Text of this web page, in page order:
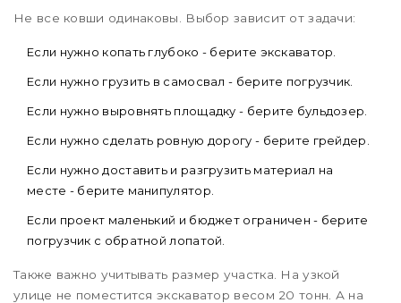
Не все ковши одинаковы. Выбор зависит от задачи:
Если нужно копать глубоко - берите экскаватор.
Если нужно грузить в самосвал - берите погрузчик.
Если нужно выровнять площадку - берите бульдозер.
Если нужно сделать ровную дорогу - берите грейдер.
Если нужно доставить и разгрузить материал на
месте - берите манипулятор.
Если проект маленький и бюджет ограничен - берите
погрузчик с обратной лопатой.
Также важно учитывать размер участка. На узкой
улице не поместится экскаватор весом 20 тонн. А на